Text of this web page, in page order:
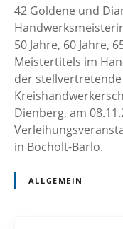
42 Goldene und
50 Jahre, 60 Jahre,
Meistertitels im
der
Dienberg, am
in Bocholt-Barlo.
ALLGEMEIN